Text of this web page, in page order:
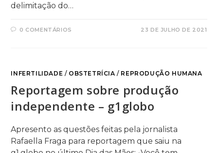
delimitação do…
0 COMENTÁRIOS 23 DE JULHO DE 2021
INFERTILIDADE / OBSTETRÍCIA / REPRODUÇÃO HUMANA
Reportagem sobre produção
independente – g1globo
Apresento as questões feitas pela jornalista
Rafaella Fraga para reportagem que saiu na